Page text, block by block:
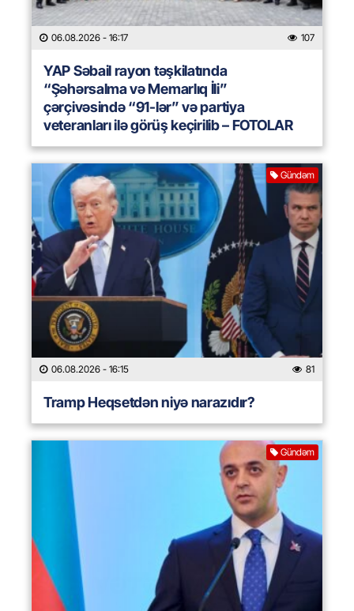
06.08.2026 - 16:17 107
YAP Səbail rayon təşkilatında
“Şəhərsalma və Memarlıq İli”
çərçivəsində “91-lər” və partiya
veteranları ilə görüş keçirilib – FOTOLAR
Gündəm
06.08.2026 - 16:15 81
Tramp Heqsetdən niyə narazıdır?
Gündəm